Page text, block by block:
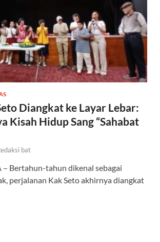
Diangkat ke Layar Lebar:
Kisah Hidup Sang “Sahabat
bat
– Bertahun-tahun dikenal sebagai
perjalanan Kak Seto akhirnya diangkat